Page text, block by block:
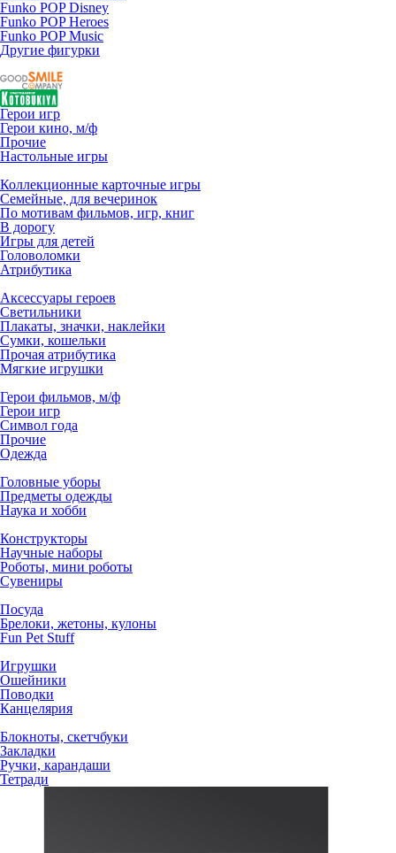
Funko POP Disney
Funko POP Heroes
Funko POP Music
Другие фигурки
Герои игр
Герои кино, м/ф
Прочие
Настольные игры
Коллекционные карточные игры
Семейные, для вечеринок
По мотивам фильмов, игр, книг
В дорогу
Игры для детей
Головоломки
Атрибутика
Аксессуары героев
Светильники
Плакаты, значки, наклейки
Сумки, кошельки
Прочая атрибутика
Мягкие игрушки
Герои фильмов, м/ф
Герои игр
Символ года
Прочие
Одежда
Головные уборы
Предметы одежды
Наука и хобби
Конструкторы
Научные наборы
Роботы, мини роботы
Сувениры
Посуда
Брелоки, жетоны, кулоны
Fun Pet Stuff
Игрушки
Ошейники
Поводки
Канцелярия
Блокноты, скетчбуки
Закладки
Ручки, карандаши
Тетради